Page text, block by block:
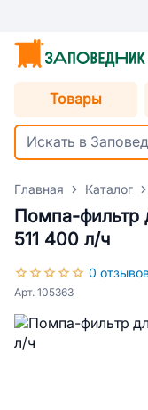
Товары
Главная Каталог
Помпа-фильтр
511 400 л/ч
0
Арт. 105363